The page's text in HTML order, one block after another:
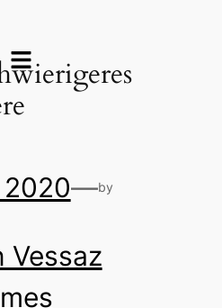
2020—by
Vessaz